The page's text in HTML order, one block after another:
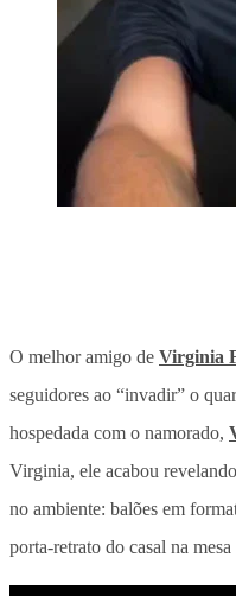
O melhor amigo de Virginia
seguidores ao “invadir” o
hospedada com o namorado,
Virginia, ele acabou
no ambiente: balões em
porta-retrato do casal na mesa